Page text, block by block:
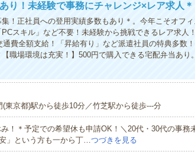
り！未経験で事務にチャレンジ×レア求人＊
！正社員への登用実績多数もあり＊。今年こそオフィ
スキル」など不要！未経験から挑戦できるレア求人
費全額支給！「昇給有り」など派遣社員の特典多数
職場環境は充実！】500円で購入できる宅配弁当あり
東京都)駅から徒歩10分／竹芝駅から徒歩---分
＊予定での希望休も申請OK！＼20代・30代の事務
」という方も一から丁…つづきを見る